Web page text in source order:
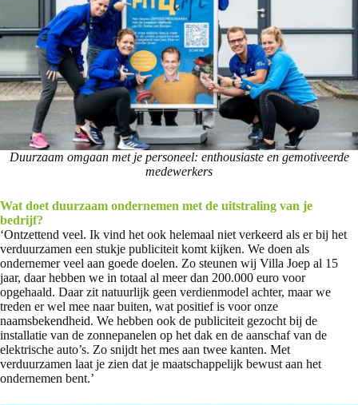
Duurzaam omgaan met je personeel: enthousiaste en gemotiveerde
medewerkers
Wat doet duurzaam ondernemen met de uitstraling van je
bedrijf?
‘Ontzettend veel. Ik vind het ook helemaal niet verkeerd als er bij het
verduurzamen een stukje publiciteit komt kijken. We doen als
ondernemer veel aan goede doelen. Zo steunen wij Villa Joep al 15
jaar, daar hebben we in totaal al meer dan 200.000 euro voor
opgehaald. Daar zit natuurlijk geen verdienmodel achter, maar we
treden er wel mee naar buiten, wat positief is voor onze
naamsbekendheid. We hebben ook de publiciteit gezocht bij de
installatie van de zonnepanelen op het dak en de aanschaf van de
elektrische auto’s. Zo snijdt het mes aan twee kanten. Met
verduurzamen laat je zien dat je maatschappelijk bewust aan het
ondernemen bent.’